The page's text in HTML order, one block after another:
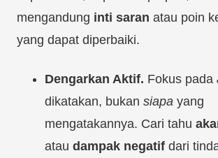
mengandung inti saran atau poin
yang dapat diperbaiki.
Dengarkan Aktif. Fokus pada
dikatakan, bukan siapa yang
mengatakannya. Cari tahu
atau dampak negatif dari